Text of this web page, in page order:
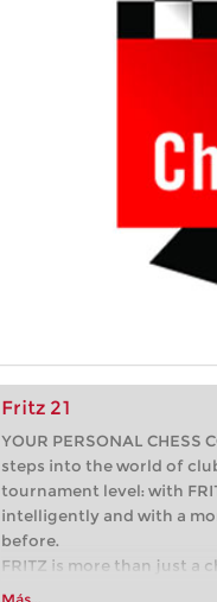
Fritz 21
YOUR PERSONAL
steps into the world of
tournament level: with
intelligently and with a
before.
FRITZ is more than just a
Whether you’re taking